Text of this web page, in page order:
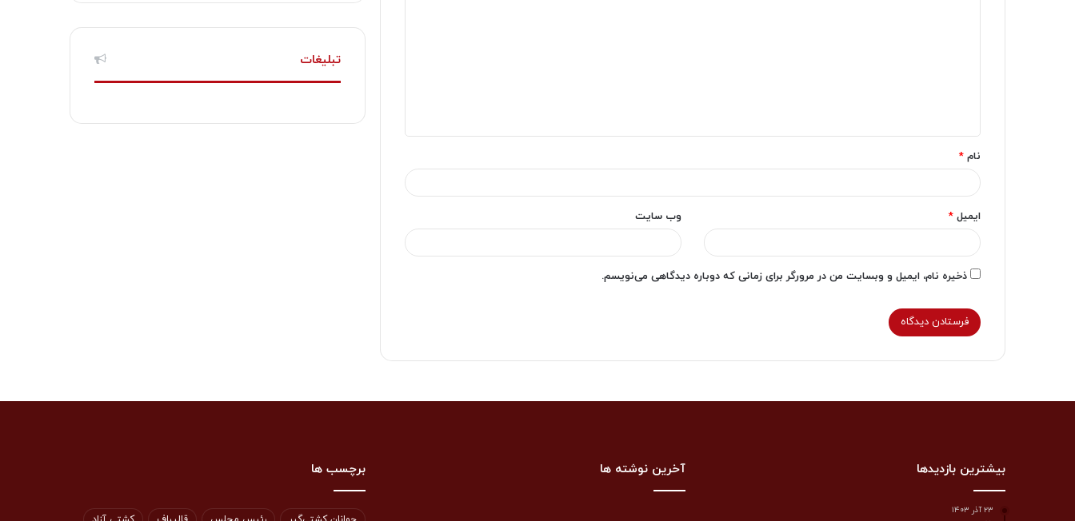
*
نام *
ایمیل * وب‌ سایت
ذخیره نام، ایمیل و وبسایت من در مرورگر برای زمانی که دوباره دیدگاهی می‌نویسم.
تبلیغات
بیشترین بازدیدها
۲۳ آذر ۱۴۰۳
آخرین نوشته ها برچسب ها